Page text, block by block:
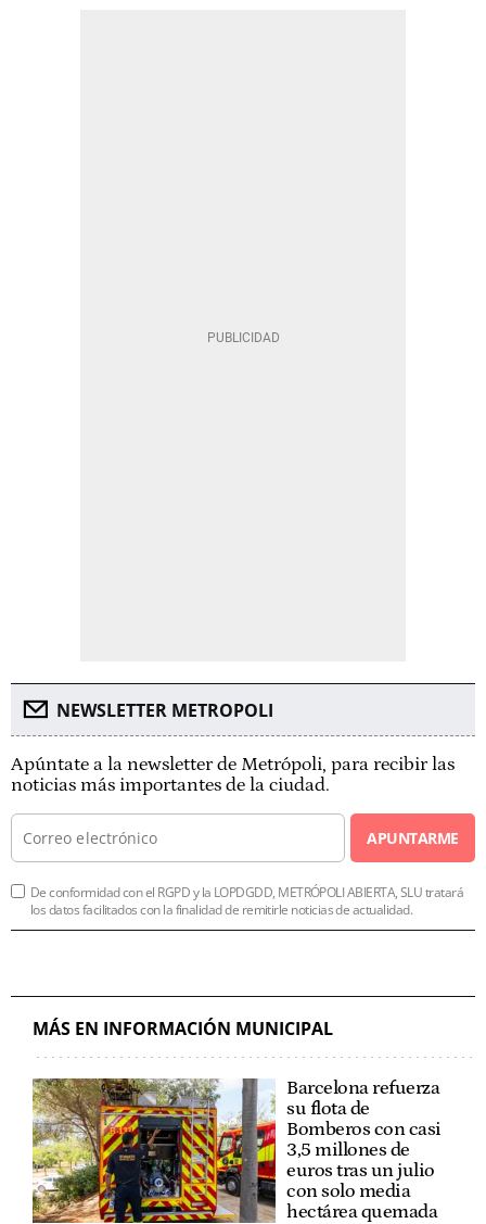
NEWSLETTER METROPOLI
Apúntate a la newsletter de Metrópoli, para recibir las
noticias más importantes de la ciudad.
APUNTARME
De conformidad con el RGPD y la LOPDGDD, METRÓPOLI ABIERTA, SLU tratará
los datos facilitados con la finalidad de remitirle noticias de actualidad.
MÁS EN INFORMACIÓN MUNICIPAL
Barcelona refuerza
su flota de
Bomberos con casi
3,5 millones de
euros tras un julio
con solo media
hectárea quemada